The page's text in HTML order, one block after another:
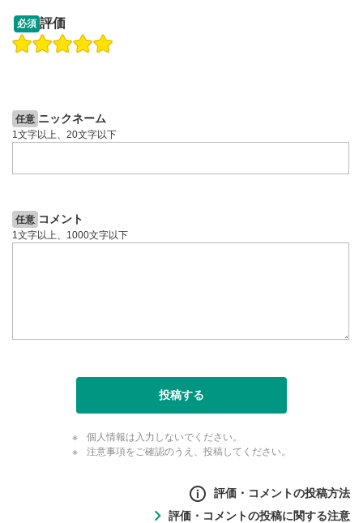
操作説明動画
必須 評価
任意 ニックネーム
1文字以上、20文字以下
任意 コメント
1文字以上、1000文字以下
投稿する
個人情報は入力しないでください。
注意事項をご確認のうえ、投稿してください。
評価・コメントの投稿方法
評価・コメントの投稿に関する注意